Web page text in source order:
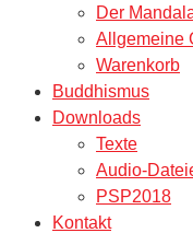
Der
Allgemeine
Warenkorb
Buddhismus
Downloads
Texte
Audio-
PSP2018
Kontakt